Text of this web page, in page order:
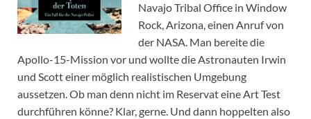
Navajo Tribal Office in Window
Rock, Arizona, einen Anruf von
der NASA. Man bereite die
Apollo-15-Mission vor und wollte die Astronauten Irwin
und Scott einer möglich realistischen Umgebung
aussetzen. Ob man denn nicht im Reservat eine Art Test
durchführen könne? Klar, gerne. Und dann hoppelten also